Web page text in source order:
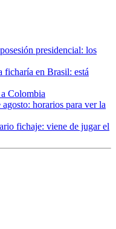
presidencial: los
en Brasil: está
Colombia
horarios para ver la
fichaje: viene de jugar el